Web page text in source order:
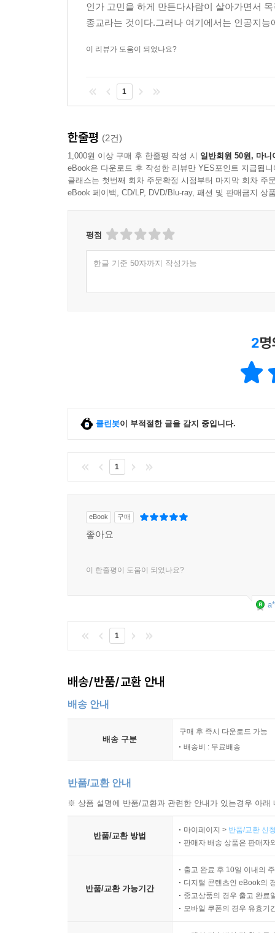
인가 고민을 하게 만든다사람이 살아가면서
종교라는 것이다.그러나 여기에서는 인공지
이 리뷰가 도움이 되었나요?
1
한줄평 (2건)
1,000원 이상 구매 후 한줄평 작성 시 일반회원 50원, 마니
eBook은 다운로드 후 작성한 리뷰만 YES포인트 지급됩니
클래스는 첫번째 회차 주문확정 시점부터 마지막 회차 주
eBook 페이백, CD/LP, DVD/Blu-ray, 패션 및 판매금지 상
평점
한글 기준 50자까지 작성가능
2
클린봇이 부적절한 글을 감지 중입니다.
1
eBook 구매
좋아요
이 한줄평이 도움이 되었나요?
1
배송/반품/교환 안내
배송 안내
배송 구분
구매 후 즉시 다운로드 가능
배송비 : 무료배송
반품/교환 안내
※ 상품 설명에 반품/교환과 관련한 안내가 있는경우 아
반품/교환 방법
마이페이지 > 반품/교환 신
판매자 배송 상품은 판매자
반품/교환 가능기간
출고 완료 후 10일 이내의
디지털 콘텐츠인 eBook의
중고상품의 경우 출고 완료
모바일 쿠폰의 경우 유효기